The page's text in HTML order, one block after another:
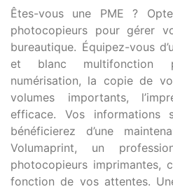
Êtes-vous une PME ?
photocopieurs pour gérer
bureautique. Équipez-vous
et blanc multifonction
numérisation, la copie de
volumes importants,
efficace. Vos informations
bénéficierez d’une
Volumaprint, un
photocopieurs imprimantes,
fonction de vos attentes.